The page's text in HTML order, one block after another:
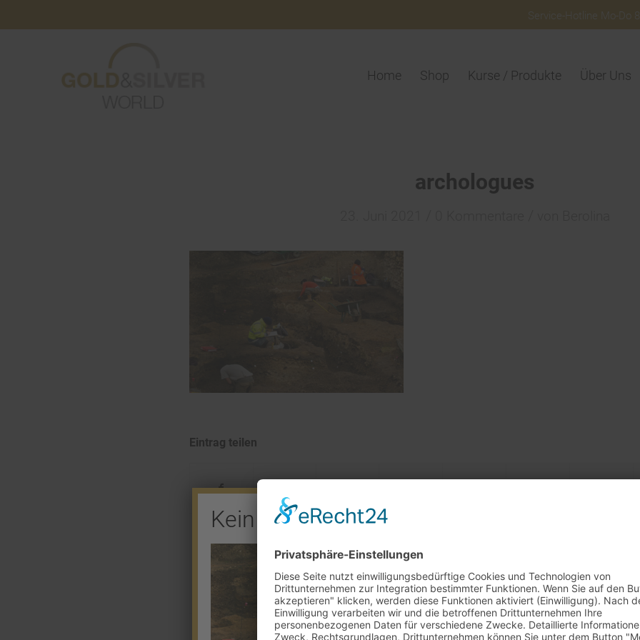
Service-Hotline Mo-Do
Home Shop Kurse / Produkte Über Uns
archologues
Eintrag teilen
0
Kein Barverkaufstag am 29.7. + 5.8.